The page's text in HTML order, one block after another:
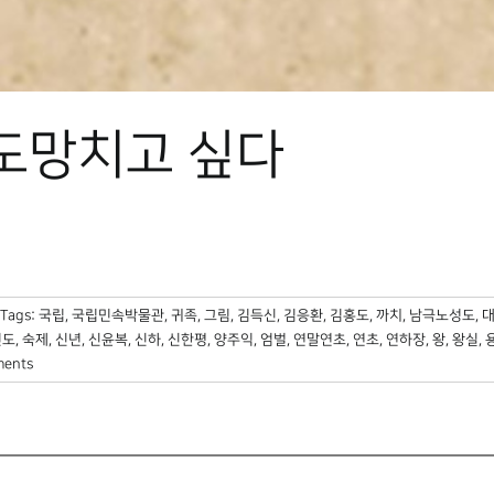
망치고 싶다
Tags: 국립, 국립민속박물관, 귀족, 그림, 김득신, 김응환, 김홍도, 까치 , 남극노성도,
, 숙제 , 신년, 신윤복, 신하, 신한평, 양주익, 엄벌, 연말연초, 연초, 연하장, 왕, 왕실,